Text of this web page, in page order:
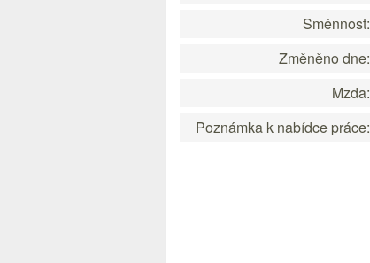
Směnnost:
Změněno dne:
Mzda:
Poznámka k nabídce práce: